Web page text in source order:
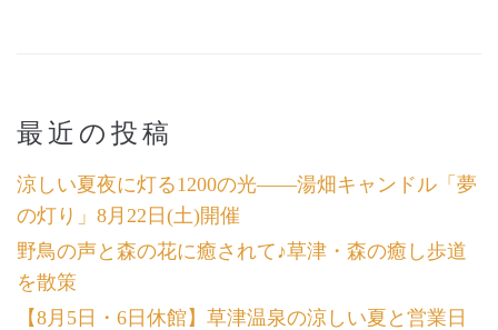
最近の投稿
涼しい夏夜に灯る1200の光――湯畑キャンドル「夢
の灯り」8月22日(土)開催
野鳥の声と森の花に癒されて♪草津・森の癒し歩道
を散策
【8月5日・6日休館】草津温泉の涼しい夏と営業日